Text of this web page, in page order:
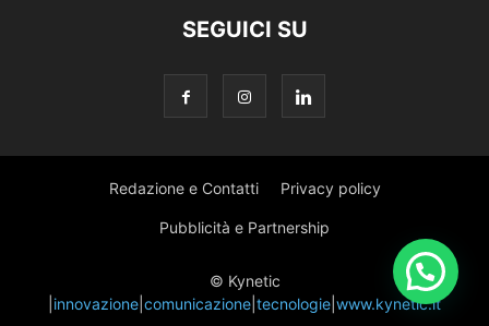
SEGUICI SU
Redazione e Contatti Privacy policy
Pubblicità e Partnership
© Kynetic
innovazione comunicazione tecnologie www.kynetic.it